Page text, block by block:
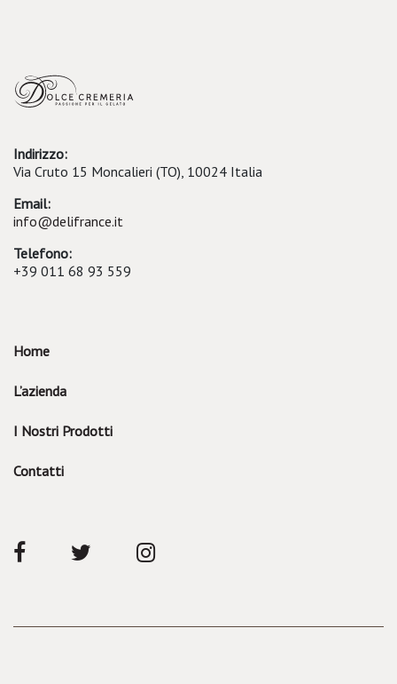
Indirizzo:
Via Cruto 15 Moncalieri (TO), 10024 Italia
Email:
info@delifrance.it
Telefono:
+39 011 68 93 559
Home
L’azienda
I Nostri Prodotti
Contatti